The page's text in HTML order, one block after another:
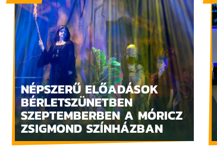
NÉPSZERŰ ELŐADÁSOK
BÉRLETSZÜNETBEN
SZEPTEMBERBEN A MÓRICZ
ZSIGMOND SZÍNHÁZBAN